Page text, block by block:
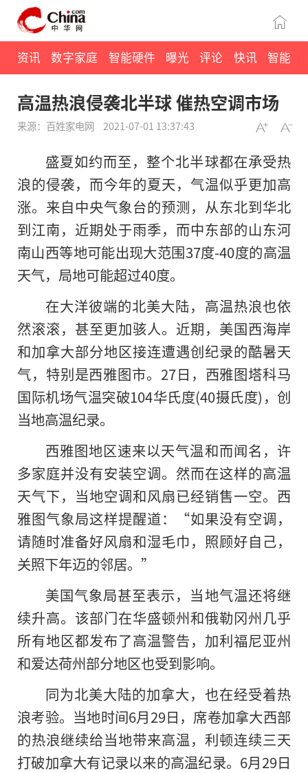
资讯 数字家庭 智能硬件 曝光 评论 快讯 智能
高温热浪侵袭北半球 催热空调市场
来源：百姓家电网 2021-07-01 13:37:43
盛夏如约而至，整个北半球都在承受热
浪的侵袭，而今年的夏天，气温似乎更加高
涨。来自中央气象台的预测，从东北到华北
到江南，近期处于雨季，而中东部的山东河
南山西等地可能出现大范围37度-40度的高温
天气，局地可能超过40度。
在大洋彼端的北美大陆，高温热浪也依
然滚滚，甚至更加骇人。近期，美国西海岸
和加拿大部分地区接连遭遇创纪录的酷暑天
气，特别是西雅图市。27日，西雅图塔科马
国际机场气温突破104华氏度(40摄氏度)，创
当地高温纪录。
西雅图地区速来以天气温和而闻名，许
多家庭并没有安装空调。然而在这样的高温
天气下，当地空调和风扇已经销售一空。西
雅图气象局这样提醒道：“如果没有空调，
请随时准备好风扇和湿毛巾，照顾好自己，
关照下年迈的邻居。”
美国气象局甚至表示，当地气温还将继
续升高。该部门在华盛顿州和俄勒冈州几乎
所有地区都发布了高温警告，加利福尼亚州
和爱达荷州部分地区也受到影响。
同为北美大陆的加拿大，也在经受着热
浪考验。当地时间6月29日，席卷加拿大西部
的热浪继续给当地带来高温，利顿连续三天
打破加拿大有记录以来的高温纪录。6月29日